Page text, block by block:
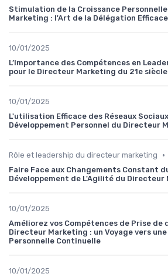
Stimulation de la Croissance
Marketing : l'Art de la Délégation Efficace
10/01/2025
L’Importance des Compétences en
pour le Directeur Marketing du 21e siècle
10/01/2025
L'utilisation Efficace des Réseaux
Développement Personnel du Directeur
Rôle et leadership du directeur marketing •
Faire Face aux Changements Constant
Développement de L'Agilité du Directeur
10/01/2025
Améliorez vos Compétences de Prise de
Directeur Marketing : un Voyage vers
Personnelle Continuelle
10/01/2025